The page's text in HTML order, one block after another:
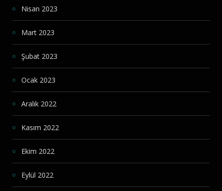
Nisan 2023
Mart 2023
Şubat 2023
Ocak 2023
Aralık 2022
Kasım 2022
Ekim 2022
Eylül 2022